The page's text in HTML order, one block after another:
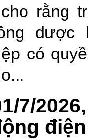
rằng
được
có
7/